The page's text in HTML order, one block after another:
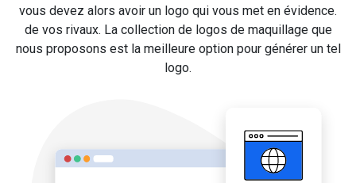
vous devez alors avoir un logo qui vous met en évidence.
de vos rivaux. La collection de logos de maquillage que
nous proposons est la meilleure option pour générer un tel
logo.